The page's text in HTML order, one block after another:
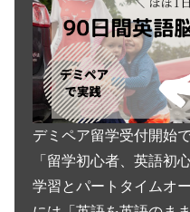
デミペア留学受付開始で
「留学初心者、英語初
学習とパートタイムオ